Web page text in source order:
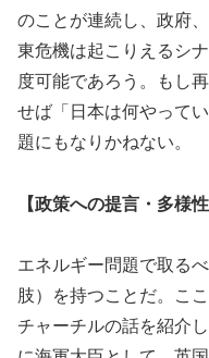
のことが連続し、政府
東危機は起こりえるシ
度可能であろう。もし
せば「日本は何やって
題にもなりかねない。
【政策への提言・多様性
エネルギー問題で取る
肢）を持つことだ。こ
チャーチルの話を紹介